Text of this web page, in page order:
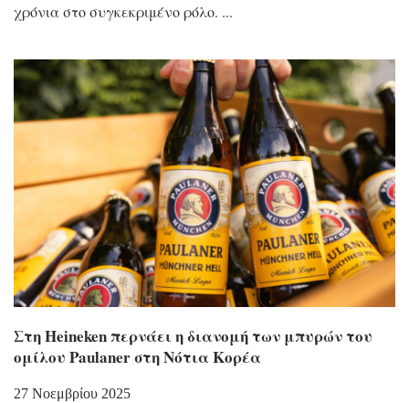
χρόνια στο συγκεκριμένο ρόλο.
Στη Heineken περνάει η διανομή των μπυρών τoυ
ομίλου Paulaner στη Νότια Κορέα
27 Νοεμβρίου 2025